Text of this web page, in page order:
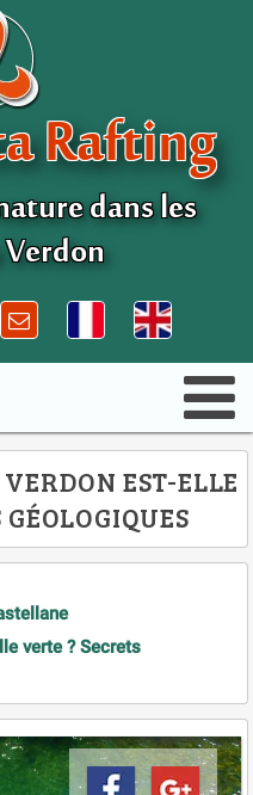
Rafting
dans les
EST-ELLE
verte ? Secrets